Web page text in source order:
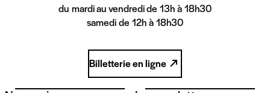
du mardi au vendredi de 13h à 18h30
samedi de 12h à 18h30
Billetterie en ligne